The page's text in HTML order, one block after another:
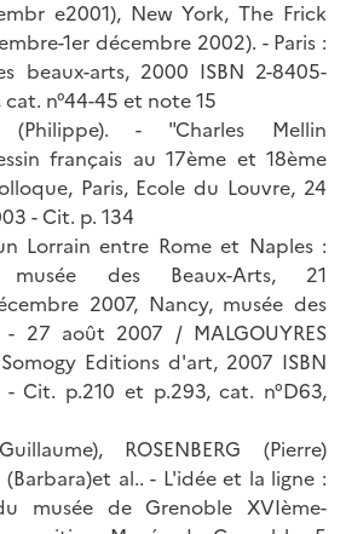
e2001), New York, The Frick
1er décembre 2002). - Paris :
beaux-arts, 2000 ISBN 2-8405-
n°44-45 et note 15
(Philippe). - "Charles Mellin
français au 17ème et 18ème
Paris, Ecole du Louvre, 24
- Cit. p. 134
Lorrain entre Rome et Naples :
musée des Beaux-Arts, 21
2007, Nancy, musée des
27 août 2007 / MALGOUYRES
Editions d'art, 2007 ISBN
- Cit. p.210 et p.293, cat. n°D63,
ROSENBERG (Pierre)
(Barbara)et al.. - L'idée et la ligne :
musée de Grenoble XVIème-